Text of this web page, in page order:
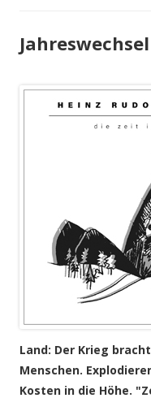
Jahreswechsel
Land: Der Krieg
Menschen.
Kosten in die Höhe.